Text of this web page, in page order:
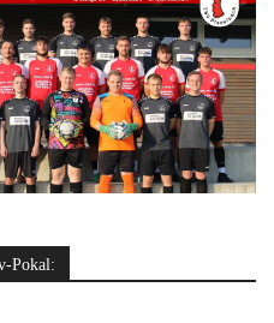
Pokal: